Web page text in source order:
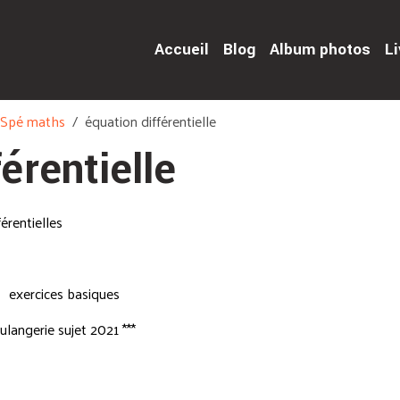
Accueil Blog Album photos
maths équation différentielle
exercices basiques
sujet 2021 ***